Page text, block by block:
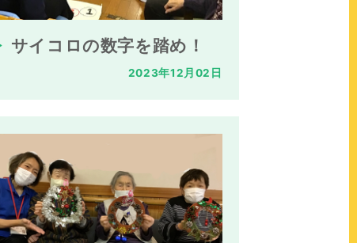
サイコロの数字を踏め！
2023年12月02日